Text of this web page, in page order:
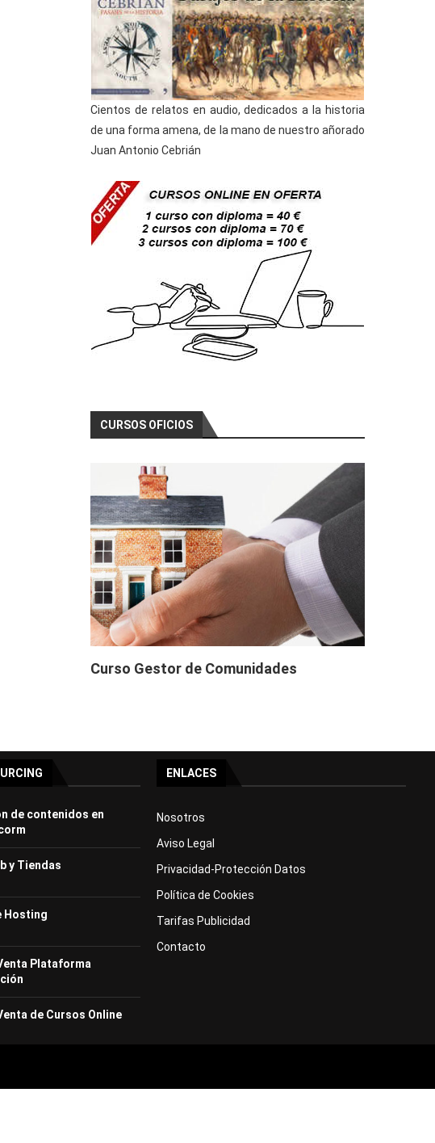
Cientos de relatos en audio, dedicados a la historia
de una forma amena, de la mano de nuestro añorado
Juan Antonio Cebrián
CURSOS OFICIOS
Curso Gestor de Comunidades
de contenidos en
y Tiendas
Hosting
Plataforma
de Cursos Online
ENLACES
Nosotros
Aviso Legal
Privacidad-Protección Datos
Política de Cookies
Tarifas Publicidad
Contacto